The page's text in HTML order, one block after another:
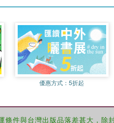
優惠方式：5折起
條件與台灣出版品落差甚大，除